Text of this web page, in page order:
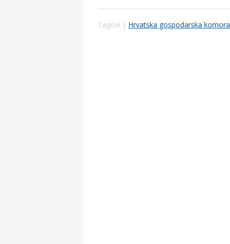
Tagovi | Hrvatska gospodarska komora